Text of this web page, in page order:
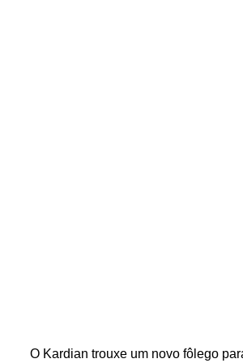
O Kardian trouxe um novo fôlego